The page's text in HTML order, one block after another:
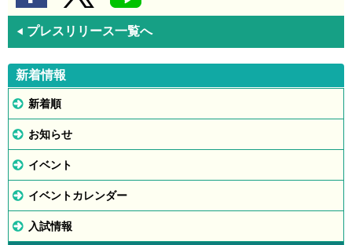
◀ プレスリリース一覧へ
新着情報
新着順
お知らせ
イベント
イベントカレンダー
入試情報